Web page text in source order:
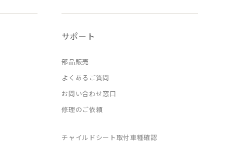
サポート
部品販売
よくあるご質問
お問い合わせ窓口
修理のご依頼
チャイルドシート取付車種確認